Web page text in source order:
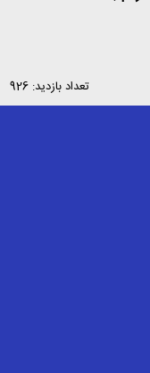
تعداد بازدید: 926